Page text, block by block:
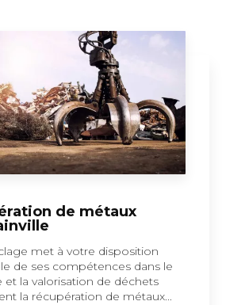
de métaux
met à votre disposition
de ses compétences dans le
et la valorisation de déchets
la récupération de métaux...